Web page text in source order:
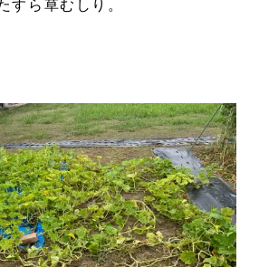
すら草むしり。